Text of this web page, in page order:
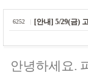
6252 [안내] 5/29(금)
안녕하세요.